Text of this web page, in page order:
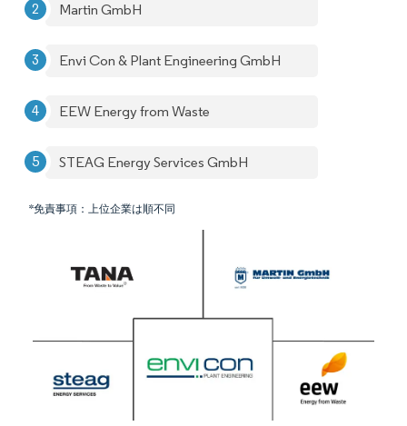
Martin GmbH
Envi Con & Plant Engineering GmbH
EEW Energy from Waste
STEAG Energy Services GmbH
*免責事項：上位企業は順不同